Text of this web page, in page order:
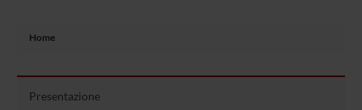
Home
Presentazione